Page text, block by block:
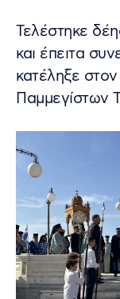
Τελέστηκε
και έπειτα
κατέληξε
Παμμεγίστων